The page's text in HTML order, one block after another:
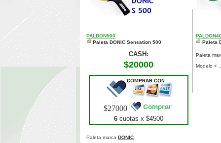
PALDON500
Paleta DONIC Sensation 500
CASH:
$20000
$27000
6 cuotas x $4500
Paleta marca DONIC
Paleta
Paleta
Modelo <